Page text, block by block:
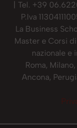
| Tel. +39
P.Iva
La Business
Master e Corsi
nazionale e
Roma,
Ancona,